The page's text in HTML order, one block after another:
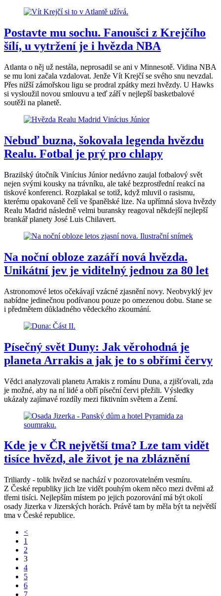
Postavte mu sochu. Fanoušci z Krejčího
šílí, u vytržení je i hvězda NBA
Atlanta o něj už nestála, neprosadil se ani v Minnesotě. Vidina NBA
se mu loni začala vzdalovat. Jenže Vít Krejčí se svého snu nevzdal.
Přes nižší zámořskou ligu se prodral zpátky mezi hvězdy. U Hawks
si vysloužil novou smlouvu a teď září v nejlepší basketbalové
soutěži na planetě.
Nebuď buzna, šokovala legenda hvězdu
Realu. Fotbal je prý pro chlapy
Brazilský útočník Vinícius Júnior nedávno zaujal fotbalový svět
nejen svými kousky na trávníku, ale také bezprostřední reakcí na
tiskové konferenci. Rozplakal se totiž, když mluvil o rasismu,
kterému opakovaně čelí ve španělské lize. Na upřímná slova hvězdy
Realu Madrid následně velmi buransky reagoval někdejší nejlepší
brankář planety José Luis Chilavert.
Na noční obloze zazáří nová hvězda.
Unikátní jev je viditelný jednou za 80 let
Astronomové letos očekávají vzácné zjasnění novy. Neobvyklý jev
nabídne jedinečnou podívanou pouze po omezenou dobu. Stane se
i předmětem důkladného vědeckého zkoumání.
Písečný svět Duny: Jak věrohodná je
planeta Arrakis a jak je to s obřími červy
Vědci analyzovali planetu Arrakis z románu Duna, a zjišťovali, zda
je možné, aby na ní lidé a obří píseční červi přežili. Výsledky
ukázaly zajímavé rozdíly mezi fiktivním světem a Zemí.
Kde je v ČR největší tma? Lze tam vidět
tisíce hvězd, ale život je na zbláznění
Triliardy - tolik hvězd se nachází v pozorovatelném vesmíru.
Z České republiky jich lze vidět pouhým okem něco mezi dvěmi až
třemi tisíci. Nejlepším místem po jejich pozorování má být okolí
osady Jizerka v Jizerských horách. Právě tam by měla být ta největší
tma v České republice.
<
1
2
3
4
5
6